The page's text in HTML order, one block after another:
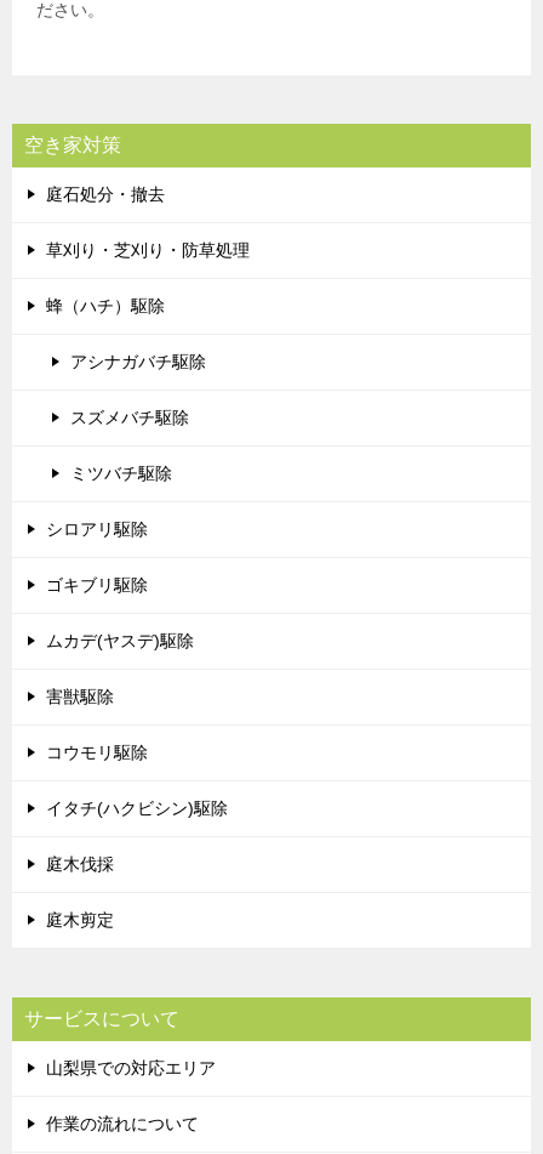
ださい。
空き家対策
庭石処分・撤去
草刈り・芝刈り・防草処理
蜂（ハチ）駆除
アシナガバチ駆除
スズメバチ駆除
ミツバチ駆除
シロアリ駆除
ゴキブリ駆除
ムカデ(ヤスデ)駆除
害獣駆除
コウモリ駆除
イタチ(ハクビシン)駆除
庭木伐採
庭木剪定
サービスについて
山梨県での対応エリア
作業の流れについて